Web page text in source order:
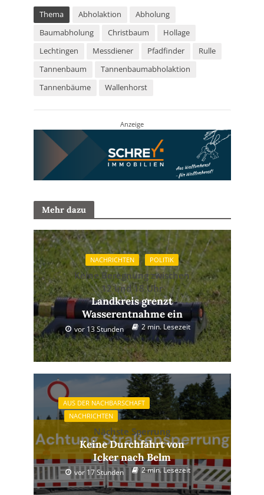
Thema Abholaktion
Abholung
Baumabholung
Christbaum
Hollage
Lechtingen
Messdiener Pfadfinder
Rulle
Tannenbaum
Tannenbaumabholaktion
Tannenbäume
Wallenhorst
Anzeige
Mehr dazu
NACHRICHTEN POLITIK
Keine Beregnung zwischen
12 und 18 Uhr
Landkreis grenzt
Wasserentnahme ein
vor 13 Stunden 2 min. Lesezeit
AUS DER NACHBARSCHAFT
NACHRICHTEN
Nächste Sperrung
Keine Durchfahrt von
Icker nach Belm
vor 17 Stunden 2 min. Lesezeit